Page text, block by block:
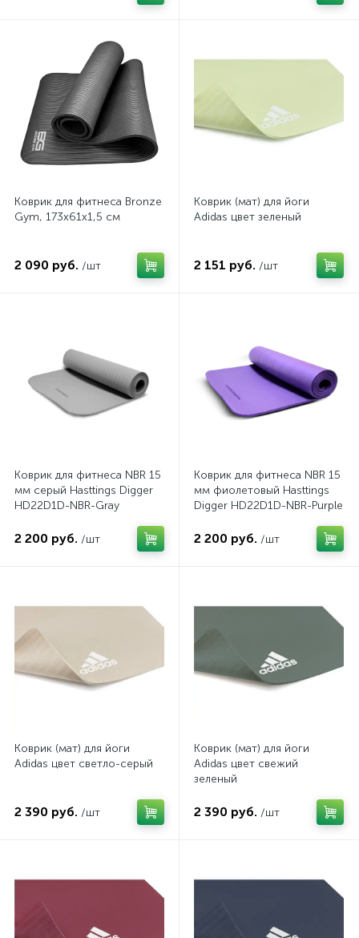
Коврик для фитнеса Bronze
Gym, 173x61x1,5 см
2 090 руб. /шт
Коврик (мат) для йоги
Adidas цвет зеленый
2 151 руб. /шт
Коврик для фитнеса NBR 15
мм серый Hasttings Digger
HD22D1D-NBR-Gray
2 200 руб. /шт
Коврик для фитнеса NBR 15
мм фиолетовый Hasttings
Digger HD22D1D-NBR-Purple
2 200 руб. /шт
Коврик (мат) для йоги
Adidas цвет светло-серый
2 390 руб. /шт
Коврик (мат) для йоги
Adidas цвет свежий
зеленый
2 390 руб. /шт